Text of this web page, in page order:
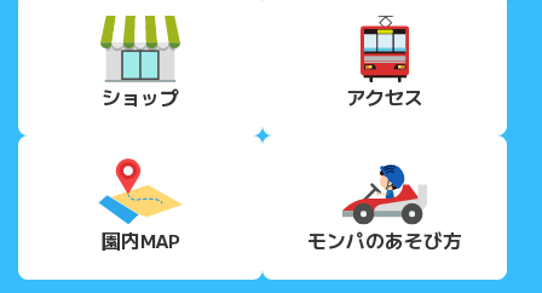
ショップ アクセス
園内MAP モンパのあそび方